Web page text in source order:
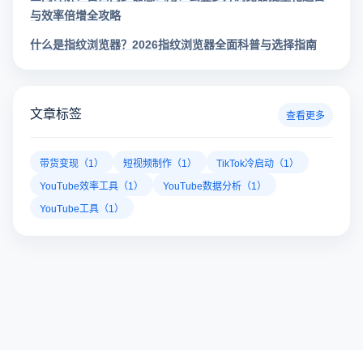
与效率倍增全攻略
什么是指纹浏览器？2026指纹浏览器全面科普与选择指南
文章标签 查看更多
带货变现（1） 短视频制作（1）
TikTok冷启动（1）
YouTube效率工具（1）
YouTube数据分析（1）
YouTube工具（1）